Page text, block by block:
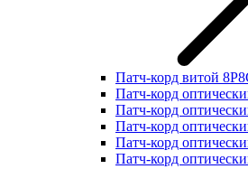
Патч-корд витой
Патч-корд
Патч-корд
Патч-корд
Патч-корд
Патч-корд